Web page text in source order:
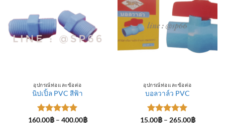
อุปกรณ์ท่อและข้อต่อ
นิปเปิ้ล PVC สีฟ้า
ให้คะแนน
160.00฿ – 400.00฿Price
อุปกรณ์ท่อและข้อต่อ
บอลวาล์ว PVC
ให้คะแนน
15.00฿ – 265.00฿Price